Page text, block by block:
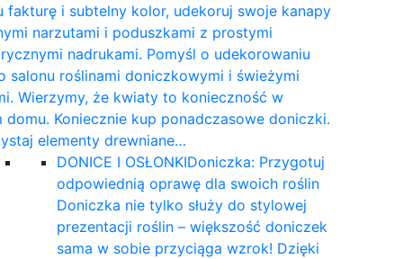
fakturę i subtelny kolor, udekoruj swoje kanapy
narzutami i poduszkami z prostymi
nadrukami. Pomyśl o udekorowaniu
salonu roślinami doniczkowymi i świeżymi
Wierzymy, że kwiaty to konieczność w
domu. Koniecznie kup ponadczasowe doniczki.
elementy drewniane…
DONICE I OSŁONKIDoniczka: Przygotuj
odpowiednią oprawę dla swoich roślin
Doniczka nie tylko służy do stylowej
prezentacji roślin – większość doniczek
sama w sobie przyciąga wzrok! Dzięki